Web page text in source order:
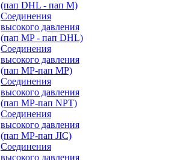
(пап DHL - пап M)
Cоединения
высокого давления
(пап MP - пап DHL)
Соединения
высокого давления
(пап MP-пап MP)
Соединения
высокого давления
(пап MP-пап NPT)
Соединения
высокого давления
(пап MP-пап JIC)
Соединения
высокого давления